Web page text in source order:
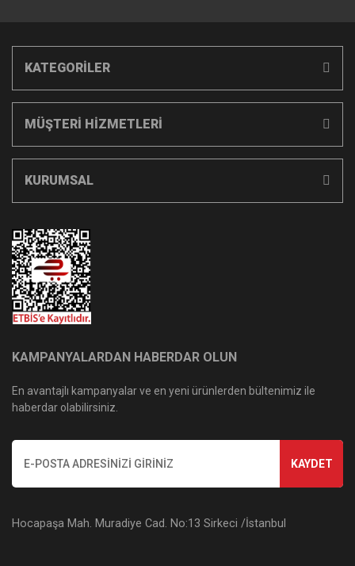
KATEGORİLER
MÜŞTERİ HİZMETLERİ
KURUMSAL
KAMPANYALARDAN HABERDAR OLUN
En avantajlı kampanyalar ve en yeni ürünlerden bültenimiz ile
haberdar olabilirsiniz.
KAYDET
Hocapaşa Mah. Muradiye Cad. No:13 Sirkeci /İstanbul